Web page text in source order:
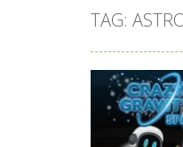
TAG: